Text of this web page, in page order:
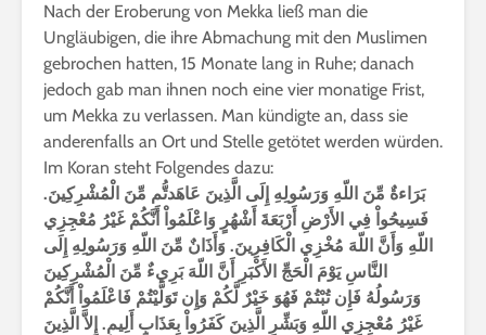
Nach der Eroberung von Mekka ließ man die
Ungläubigen, die ihre Abmachung mit den Muslimen
gebrochen hatten, 15 Monate lang in Ruhe; danach
jedoch gab man ihnen noch eine vier monatige Frist,
um Mekka zu verlassen. Man kündigte an, dass sie
anderenfalls an Ort und Stelle getötet werden würden.
Im Koran steht Folgendes dazu:
بَرَاءةٌ مِّنَ اللّهِ وَرَسُولِهِ إِلَى الَّذِينَ عَاهَدتُّم مِّنَ الْمُشْرِكِينَ.
فَسِيحُواْ فِي الأَرْضِ أَرْبَعَةَ أَشْهُرٍ وَاعْلَمُواْ أَنَّكُمْ غَيْرُ مُعْجِزِي
اللّهِ وَأَنَّ اللّهَ مُخْزِي الْكَافِرِينَ. وَأَذَانٌ مِّنَ اللّهِ وَرَسُولِهِ إِلَى
النَّاسِ يَوْمَ الْحَجِّ الأَكْبَرِ أَنَّ اللّهَ بَرِيءٌ مِّنَ الْمُشْرِكِينَ
وَرَسُولُهُ فَإِن تُبْتُمْ فَهُوَ خَيْرٌ لَّكُمْ وَإِن تَوَلَّيْتُمْ فَاعْلَمُواْ أَنَّكُمْ
غَيْرُ مُعْجِزِي اللّهِ وَبَشِّرِ الَّذِينَ كَفَرُواْ بِعَذَابٍ أَلِيمٍ. إِلاَّ الَّذِينَ